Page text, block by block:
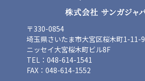
〒330-0854
埼玉県さいたま市大宮区桜木町1-11-9
ニッセイ大宮桜木町ビル8F
TEL：048-614-1541
FAX：048-614-1552